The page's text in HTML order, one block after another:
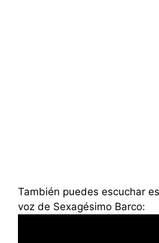
También puedes escuchar
voz de Sexagésimo Barco: